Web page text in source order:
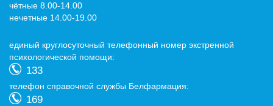
чётные 8.00-14.00
нечетные 14.00-19.00
eдиный круглосуточный телефонный номер экстренной
психологической помощи:
133
телефон справочной службы Белфармация:
169